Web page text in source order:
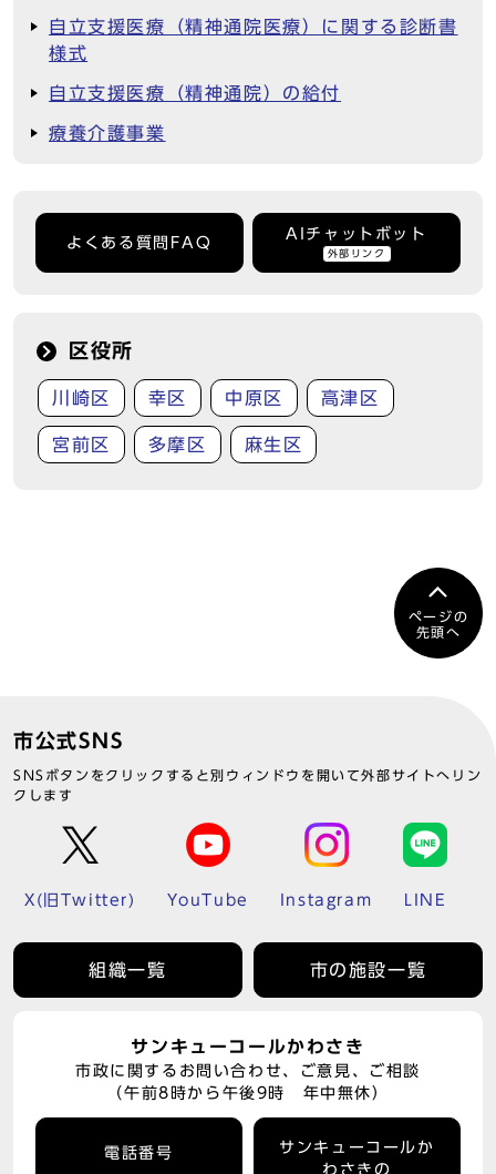
自立支援医療（精神通院医療）に関する診断書
様式
自立支援医療（精神通院）の給付
療養介護事業
よくある質問FAQ
AIチャットボット
外部リンク
区役所
川崎区 幸区 中原区 高津区
宮前区 多摩区 麻生区
ページの
先頭へ
市公式SNS
SNSボタンをクリックすると別ウィンドウを開いて外部サイトへリン
クします
X(旧Twitter) YouTube Instagram LINE
組織一覧 市の施設一覧
サンキューコールかわさき
市政に関するお問い合わせ、ご意見、ご相談
（午前8時から午後9時 年中無休）
電話番号
サンキューコールか
わさきの